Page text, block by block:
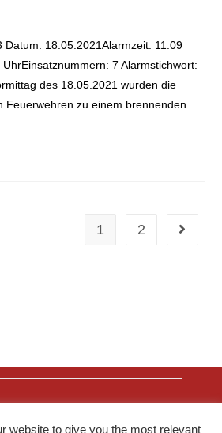
Datum: 18.05.2021Alarmzeit: 11:09
7 Alarmstichwort:
des 18.05.2021 wurden die
Feuerwehren zu einem brennenden…
1 2 Gehe
website to give you the most relevant